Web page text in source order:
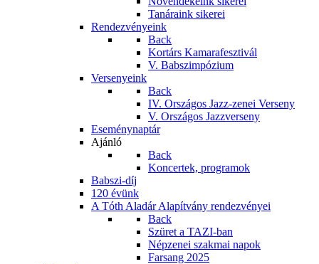
Tanáraink sikerei
Rendezvényeink
Back
Kortárs Kamarafesztivál
V. Babszimpózium
Versenyeink
Back
IV. Országos Jazz-zenei Verseny
V. Országos Jazzverseny
Eseménynaptár
Ajánló
Back
Koncertek, programok
Babszi-díj
120 évünk
A Tóth Aladár Alapítvány rendezvényei
Back
Szüret a TAZI-ban
Népzenei szakmai napok
Farsang 2025